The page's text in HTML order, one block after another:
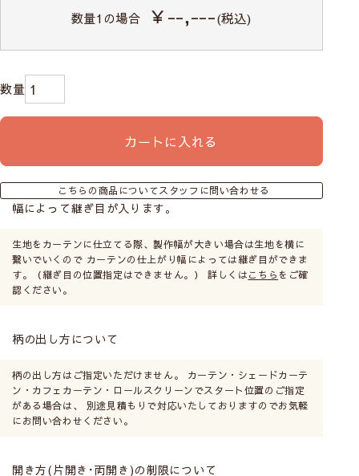
世界でも有名なフィンランドのインテリアブラン
ド。個性的なインパクトのある北欧らしいデザイ
ンで、お部屋の窓まわりを華やかに飾ります。
VALLILAのカーテンをすべて見る
お客様の声
＼喜びの声がたくさん！コーディネートの参考にも！／
数量1の場合 ￥--,---(税込)
カートに入れる
こちらの商品についてスタッフに問い合わせる
幅によって継ぎ目が入ります。
生地をカーテンに仕立てる際、製作幅が大きい場合は生地を横に
繋いでいくので カーテンの仕上がり幅によっては継ぎ目ができま
す。（継ぎ目の位置指定はできません。） 詳しくはこちら をご確
認ください。
柄の出し方について
柄の出し方はご指定いただけません。 カーテン・シェードカーテ
ン・カフェカーテン・ロールスクリーンでスタート位置のご指定
がある場合は、 別途見積もりで対応いたしておりますのでお気軽
にお問い合わせください。
開き方(片開き･両開き)の制限について